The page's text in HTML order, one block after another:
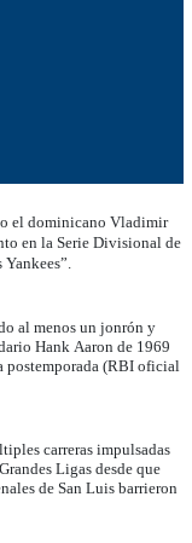
el dominicano Vladimir
en la Serie Divisional de
al menos un jonrón y
Hank Aaron de 1969
postemporada (RBI oficial
carreras impulsadas
Ligas desde que
de San Luis barrieron